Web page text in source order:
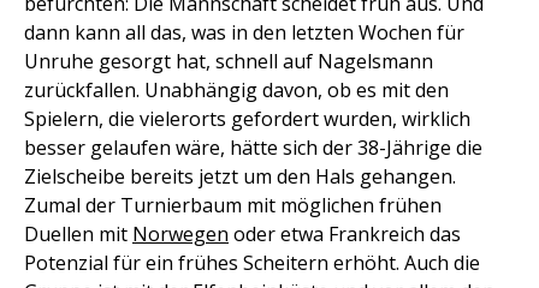
dann kann all das, was in den letzten Wochen für
Unruhe gesorgt hat, schnell auf Nagelsmann
zurückfallen. Unabhängig davon, ob es mit den
Spielern, die vielerorts gefordert wurden, wirklich
besser gelaufen wäre, hätte sich der 38-Jährige die
Zielscheibe bereits jetzt um den Hals gehangen.
Zumal der Turnierbaum mit möglichen frühen
Duellen mit Norwegen oder etwa Frankreich das
Potenzial für ein frühes Scheitern erhöht. Auch die